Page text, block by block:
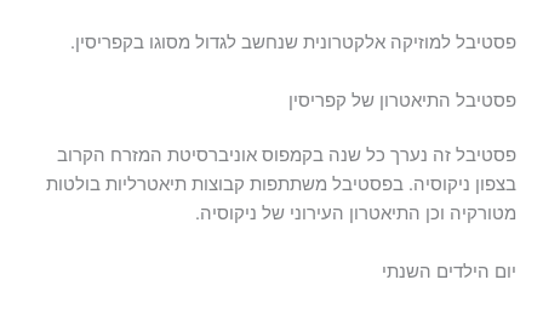
פסטיבל למוזיקה אלקטרונית שנחשב לגדול מסוגו בקפריסין.
פסטיבל התיאטרון של קפריסין
פסטיבל זה נערך כל שנה בקמפוס אוניברסיטת המזרח הקרוב
בצפון ניקוסיה. בפסטיבל משתתפות קבוצות תיאטרליות בולטות
מטורקיה וכן התיאטרון העירוני של ניקוסיה.
יום הילדים השנתי